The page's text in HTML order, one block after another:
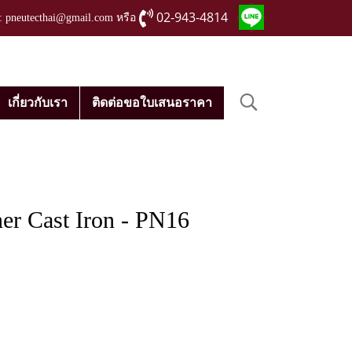
หรือ 02-943-4814
เกี่ยวกับเรา ติดต่อขอใบเสนอราคา
Cast Iron - PN16